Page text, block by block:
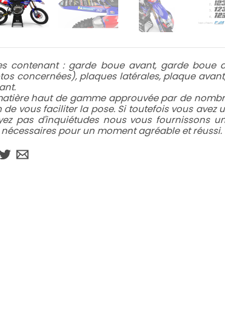
contenant : garde boue avant, garde boue
concernées), plaques latérales, plaque
haut de gamme approuvée par de
vous faciliter la pose. Si toutefois vous avez
pas d'inquiétudes nous vous fournissons
pour un moment agréable et réussi.